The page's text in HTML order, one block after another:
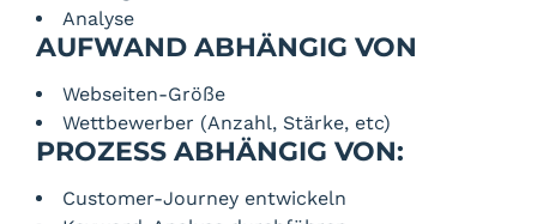
Analyse
AUFWAND ABHÄNGIG VON
Webseiten-Größe
Wettbewerber (Anzahl, Stärke, etc)
PROZESS ABHÄNGIG VON:
Customer-Journey entwickeln